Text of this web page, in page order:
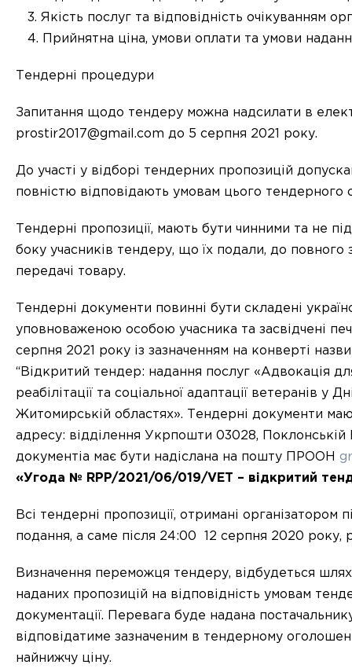
Якість послуг та відповідність очікуванням
Прийнятна ціна, умови оплати та умови
Тендерні процедури
Запитання щодо тендеру можна надсилати в
prostir2017@gmail.com до 5 серпня 2021 року.
До участі у відборі тендерних пропозицій
повністю відповідають умовам цього тендерного
Тендерні пропозиції, мають бути чинними та не
боку учасників тендеру, що їх подали, до
передачі товару.
Тендерні документи повинні бути складені
уповноваженою особою учасника та засвідчені
серпня 2021 року із зазначенням на конверті
“Відкритий тендер: надання послуг «Адвокація
реабілітації та соціальної адаптації ветеранів у
Житомирській областях». Тендерні документи
адресу: відділення Укрпошти 03028, Поклонській
документіа має бути надіслана на пошту ПРООН
«Угода № RPP/2021/06/019/VET – відкритий
Всі тендерні пропозиції, отримані організатором
подання, а саме після 24:00 12 серпня 2020 року,
Визначення переможця тендеру, відбудеться
наданих пропозицій на відповідність умовам
документації. Перевага буде надана
відповідатиме зазначеним в тендерному
найнижчу ціну.